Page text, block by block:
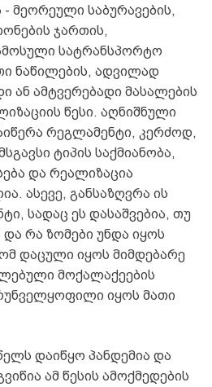
მეორეული საბურავების,
ჯართის,
სატრანსპორტო
ნაწილების, ადვილად
ან ამტვერებადი მასალების
წესი. აღნიშნული
რეგლამენტი, კერძოდ,
ტიპის საქმიანობა,
და რეალიზაცია
ასევე, განსაზღვრა ის
სადაც ეს დასაშვებია, თუ
რა ზომები უნდა იყოს
დაცული იყოს მიმდებარე
მოქალაქეების
იყოს მათი
დაიწყო პანდემია და
ამ წესის ამოქმედების